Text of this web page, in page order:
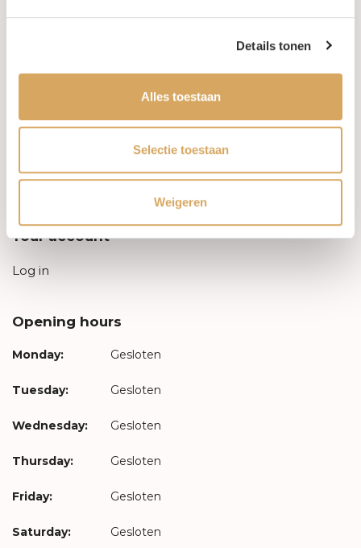
Details tonen
Alles toestaan
Selectie toestaan
Weigeren
Leveringsvoorwaarden
Privacy Policy
Your account
Log in
Opening hours
Monday: Gesloten
Tuesday: Gesloten
Wednesday: Gesloten
Thursday: Gesloten
Friday: Gesloten
Saturday: Gesloten